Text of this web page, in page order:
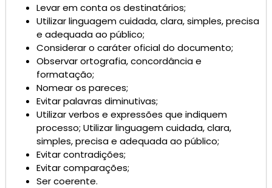
Levar em conta os destinatários;
Utilizar linguagem cuidada, clara, simples, precisa
e adequada ao público;
Considerar o caráter oficial do documento;
Observar ortografia, concordância e
formatação;
Nomear os pareces;
Evitar palavras diminutivas;
Utilizar verbos e expressões que indiquem
processo; Utilizar linguagem cuidada, clara,
simples, precisa e adequada ao público;
Evitar contradições;
Evitar comparações;
Ser coerente.